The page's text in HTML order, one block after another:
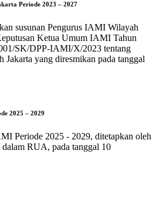
Periode 2023 – 2027
susunan Pengurus IAMI Wilayah
Ketua Umum IAMI Tahun
SK/DPP-IAMI/X/2023 tentang
yang diresmikan pada tanggal
2025 – 2029
Periode 2025 - 2029, ditetapkan oleh
RUA, pada tanggal 10